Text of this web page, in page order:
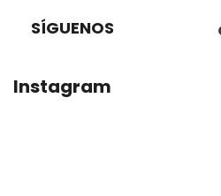
SÍGUENOS
Instagram